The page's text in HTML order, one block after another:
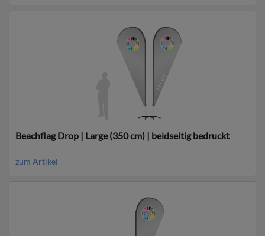
Beachflag Drop | Large (350 cm) | beidseitig bedruckt
zum Artikel